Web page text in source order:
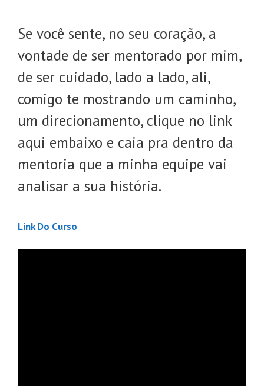
Se você sente, no seu coração, a
vontade de ser mentorado por mim,
de ser cuidado, lado a lado, ali,
comigo te mostrando um caminho,
um direcionamento, clique no link
aqui embaixo e caia pra dentro da
mentoria que a minha equipe vai
analisar a sua história.
Link Do Curso